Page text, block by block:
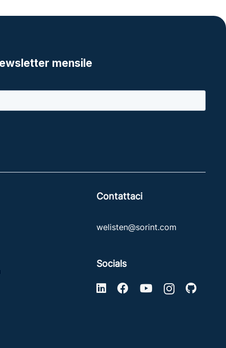
Contattaci
welisten@sorint.com
Socials